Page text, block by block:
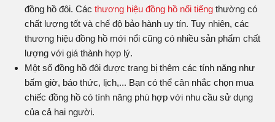
đồng hồ đôi. Các thương hiệu đồng hồ nổi tiếng thường có
chất lượng tốt và chế độ bảo hành uy tín. Tuy nhiên, các
thương hiệu đồng hồ mới nổi cũng có nhiều sản phẩm chất
lượng với giá thành hợp lý.
Một số đồng hồ đôi được trang bị thêm các tính năng như
bấm giờ, báo thức, lịch,... Bạn có thể cân nhắc chọn mua
chiếc đồng hồ có tính năng phù hợp với nhu cầu sử dụng
của cả hai người.